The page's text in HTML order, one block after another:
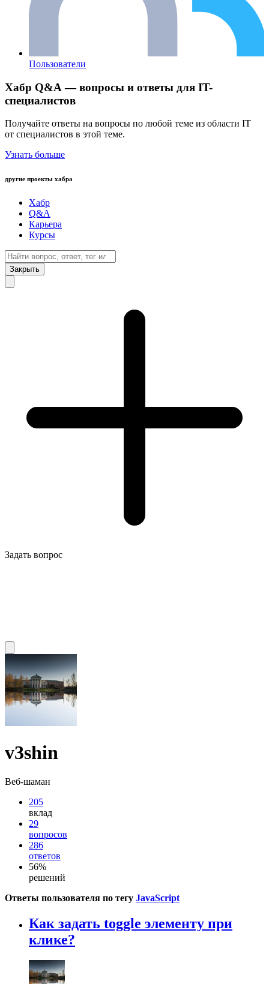
Пользователи
Хабр Q&A — вопросы и ответы для IT-
специалистов
Получайте ответы на вопросы по любой теме из области IT
от специалистов в этой теме.
Узнать больше
другие проекты хабра
Хабр
Q&A
Карьера
Курсы
Закрыть
Задать вопрос
v3shin
Веб-шаман
205
вклад
29
вопросов
286
ответов
56%
решений
Ответы пользователя по тегу JavaScript
Как задать toggle элементу при
клике?